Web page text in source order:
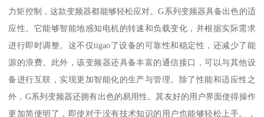
力矩控制，这款变频器都能够轻松应对。G系列变频器具备出色的适
应性。它能够智能地感知电机的转速和负载变化，并根据实际需求
进行即时调整。这不仅tigao了设备的可靠性和稳定性，还减少了能
源的浪费。此外，该变频器还具备丰富的通信接口，可以与其他设
备进行互联，实现更加智能化的生产与管理。除了性能和适应性之
外，G系列变频器还拥有出色的易用性。其友好的用户界面使得操作
更加简便明了，即使对于没有技术知识的用户也能够轻松上手。，